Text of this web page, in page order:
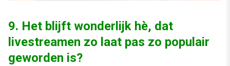
9. Het blijft wonderlijk hè, dat
livestreamen zo laat pas zo populair
geworden is?